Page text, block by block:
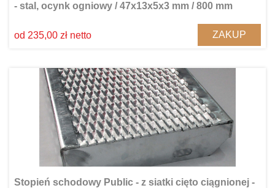
- stal, ocynk ogniowy / 47x13x5x3 mm / 800 mm
od 235,00 zł netto ZAKUP
Stopień schodowy Public - z siatki cięto ciągnionej -